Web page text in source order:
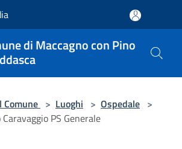
di Maccagno con Pino
Comune > Luoghi > Ospedale >
PS Generale